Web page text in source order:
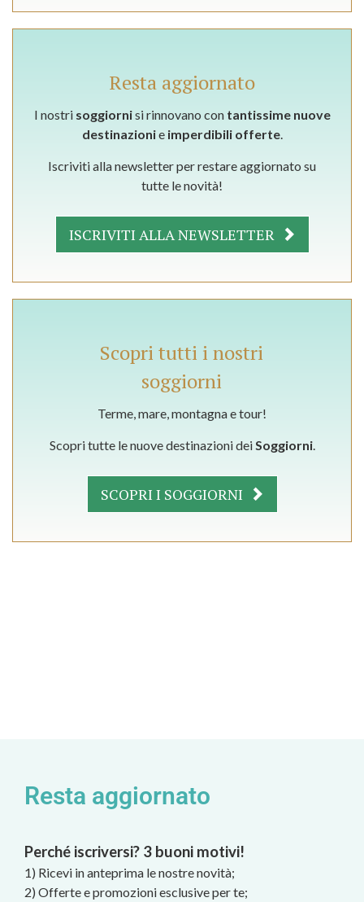
Resta aggiornato
I nostri soggiornisi rinnovano con tantissime nuove
destinazionie imperdibili offerte.
Iscriviti alla newsletter per restare aggiornato su
tutte le novità!
ISCRIVITI ALLA NEWSLETTER
Scopri tutti i nostri
soggiorni
Terme, mare, montagna e tour!
Scopri tutte le nuove destinazioni deiSoggiorni.
SCOPRI I SOGGIORNI
Resta aggiornato
Perché iscriversi? 3 buoni motivi!
1) Ricevi in anteprima le nostre novità;
2) Offerte e promozioni esclusive per te;